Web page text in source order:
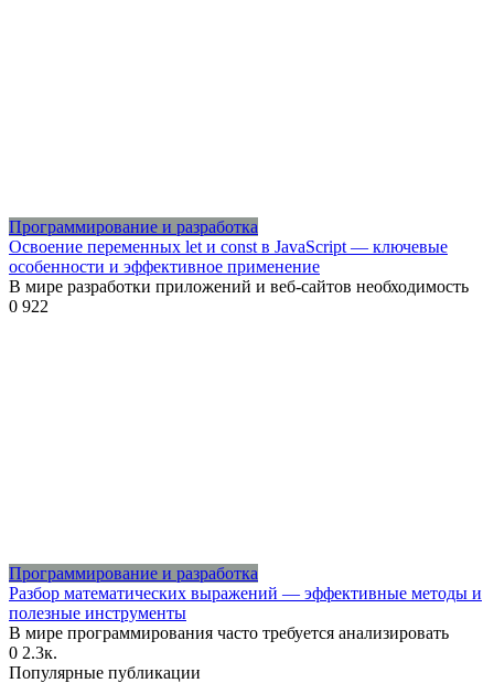
Программирование и разработка
Освоение переменных let и const в JavaScript — ключевые
особенности и эффективное применение
В мире разработки приложений и веб-сайтов необходимость
0 922
Программирование и разработка
Разбор математических выражений — эффективные методы и
полезные инструменты
В мире программирования часто требуется анализировать
0 2.3к.
Популярные публикации